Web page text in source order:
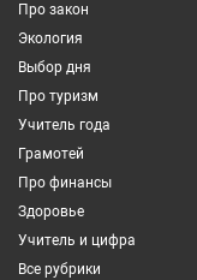
Про закон
Экология
Выбор дня
Про туризм
Учитель года
Грамотей
Про финансы
Здоровье
Учитель и цифра
Все рубрики